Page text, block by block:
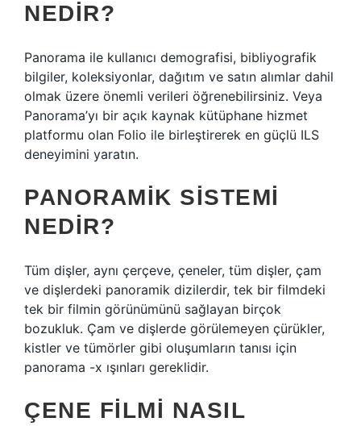
NEDIR?
Panorama ile kullanıcı demografisi, bibliyografik
bilgiler, koleksiyonlar, dağıtım ve satın alımlar dahil
olmak üzere önemli verileri öğrenebilirsiniz. Veya
Panorama’yı bir açık kaynak kütüphane hizmet
platformu olan Folio ile birleştirerek en güçlü ILS
deneyimini yaratın.
PANORAMIK SISTEMI
NEDIR?
Tüm dişler, aynı çerçeve, çeneler, tüm dişler, çam
ve dişlerdeki panoramik dizilerdir, tek bir filmdeki
tek bir filmin görünümünü sağlayan birçok
bozukluk. Çam ve dişlerde görülemeyen çürükler,
kistler ve tümörler gibi oluşumların tanısı için
panorama -x ışınları gereklidir.
ÇENE FILMI NASIL